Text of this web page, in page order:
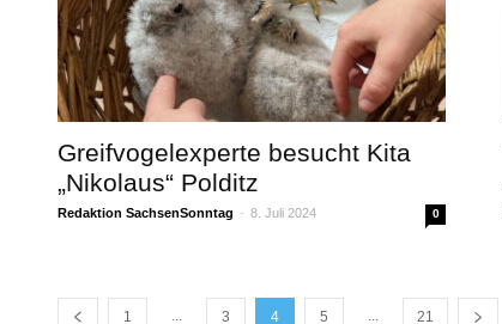
Greifvogelexperte besucht Kita
„Nikolaus“ Polditz
Redaktion SachsenSonntag - 8. Juli 2024 0
1 ... 3 4 5 ... 21